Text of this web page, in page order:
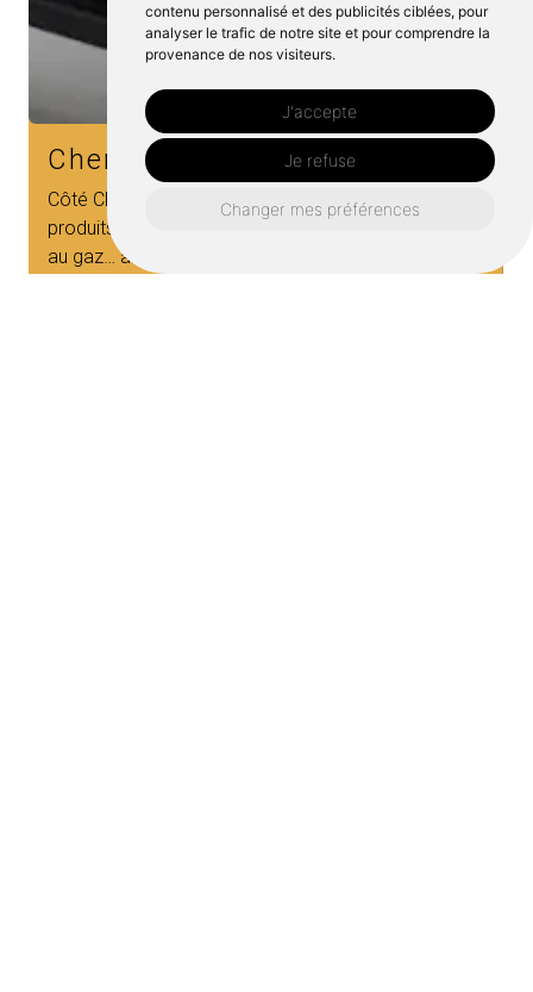
contenu personnalisé et des publicités ciblées, pour
analyser le trafic de notre site et pour comprendre la
provenance de nos visiteurs.
J'accepte
Je refuse
Changer mes préférences
Cheminée éthanol
Côté Cheminées
est votre expert de cheminée
éthanolà Redon.
sauront vous expliquer les avantages et le bon